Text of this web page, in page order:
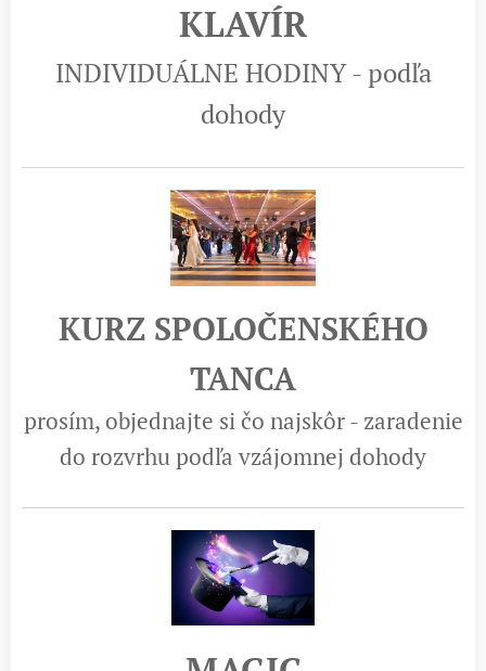
KLAVÍR
INDIVIDUÁLNE HODINY - podľa
dohody
KURZ SPOLOČENSKÉHO
TANCA
prosím, objednajte si čo najskôr - zaradenie
do rozvrhu podľa vzájomnej dohody